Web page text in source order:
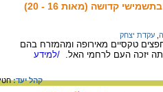
קדושה (מאות 16 - 20)
עקדת יצחק
טקסיים מאירופה ומהמזרח בהם
יזכה העם לרחמי האל. /למידע
קהל יעד: